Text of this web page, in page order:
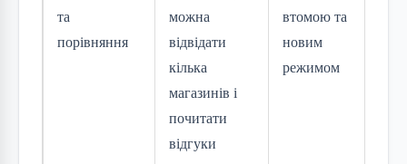
та
порівняння
можна
відвідати
кілька
магазинів і
почитати
відгуки
втомою та
новим
режимом